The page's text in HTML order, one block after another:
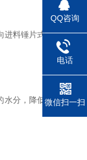
进料锤片式
水分，降低
QQ咨询
电话
微信扫一扫